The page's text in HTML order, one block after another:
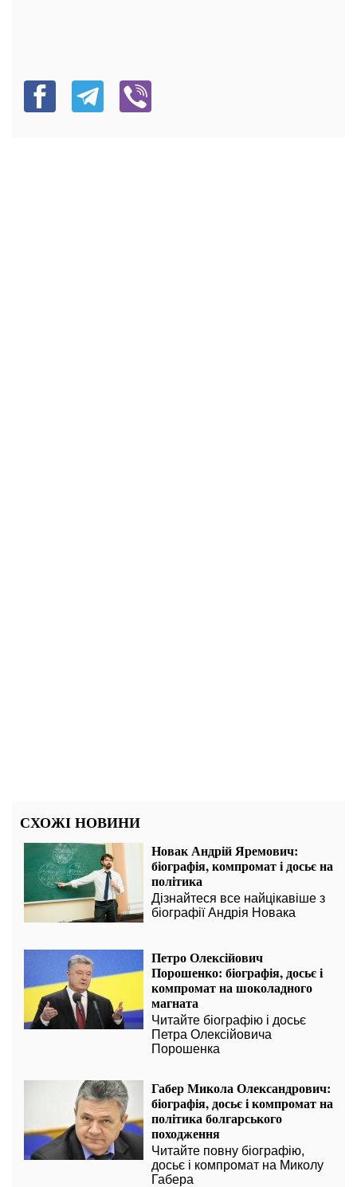
СХОЖІ НОВИНИ
Новак Андрій Яремович:
біографія, компромат і досьє на
політика
Дізнайтеся все найцікавіше з
біографії Андрія Новака
Петро Олексійович
Порошенко: біографія, досьє і
компромат на шоколадного
магната
Читайте біографію і досьє
Петра Олексійовича
Порошенка
Габер Микола Олександрович:
біографія, досьє і компромат на
політика болгарського
походження
Читайте повну біографію,
досьє і компромат на Миколу
Габера